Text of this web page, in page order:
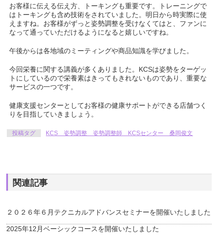
お客様に伝える伝え方、トーキングも重要です。トレーニングで
はトーキングも含め技術をされていました。明日から時実際に使
えますね。お客様がずっと姿勢調整を受けなくてはと、ファンに
なって通っていただけるようになると嬉しいですね。
午後からは各地域のミーティングや商品知識を学びました。
今回栄養に関する講義が多くありました。KCSは姿勢をターゲッ
トにしているので栄養素はきってもきれないものであり、重要な
サービスの一つです。
健康支援センターとしてお客様の健康サポートができる店舗つく
りを目指していきましょう。
投稿タグ KCS 姿勢調整 姿勢調整師 KCSセンター 桑岡俊文
関連記事
２０２６年６月テクニカルアドバンスセミナーを開催いたしました
2025年12月ベーシックコースを開催いたしました